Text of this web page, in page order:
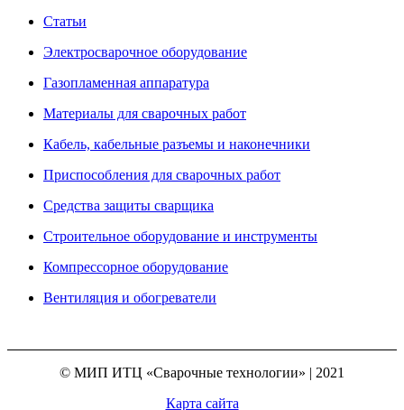
Статьи
Электросварочное оборудование
Газопламенная аппаратура
Материалы для сварочных работ
Кабель, кабельные разъемы и наконечники
Приспособления для сварочных работ
Средства защиты сварщика
Строительное оборудование и инструменты
Компрессорное оборудование
Вентиляция и обогреватели
© МИП ИТЦ «Сварочные технологии» | 2021
Карта сайта